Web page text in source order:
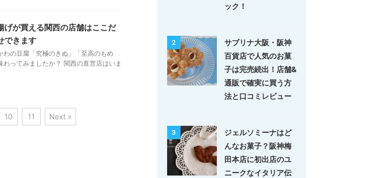
げが買える関西の店舗はここだ
できます
の豆腐「究極のきぬ」「至高のもめ
ってみましたか？ 関西の直営店はいま
10 11 Next »
ック！
2
サブリナ大阪・阪神
百貨店で人気のお菓
子は完売続出！店舗&
通販で確実に買う方
法と口コミレビュー
3
ジェルソミーナはど
んなお菓子？阪神梅
田本店に初出店のユ
ニークなイタリア伝